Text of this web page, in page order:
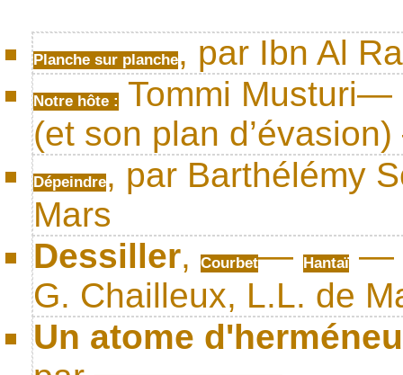
Planche sur planche, par Ibn Al
Notre hôte :
Tommi Musturi—
(et son plan
Dépeindre, par Barthélémy
Mars
Dessiller, Courbet— Hantaï —
G. Chailleux, L.L. de
Un atome